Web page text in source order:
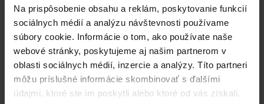
Na prispôsobenie obsahu a reklám, poskytovanie funkcií
sociálnych médií a analýzu návštevnosti používame
súbory cookie. Informácie o tom, ako používate naše
webové stránky, poskytujeme aj našim partnerom v
oblasti sociálnych médií, inzercie a analýzy. Títo partneri
môžu príslušné informácie skombinovať s ďalšími
údajmi, ktoré ste im poskytli alebo ktoré od vás získali,
NAŠA ZNAČKA NAŠA ZNAČKA